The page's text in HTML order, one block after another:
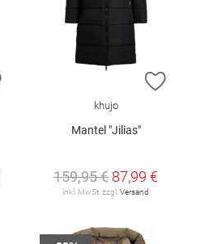
ZUR WUNSCHLISTE HINZUFÜGEN
ZUR
khujo
Mantel "Jilias"
159,95 € 87,99 €
inkl. MwSt. zzgl. Versand